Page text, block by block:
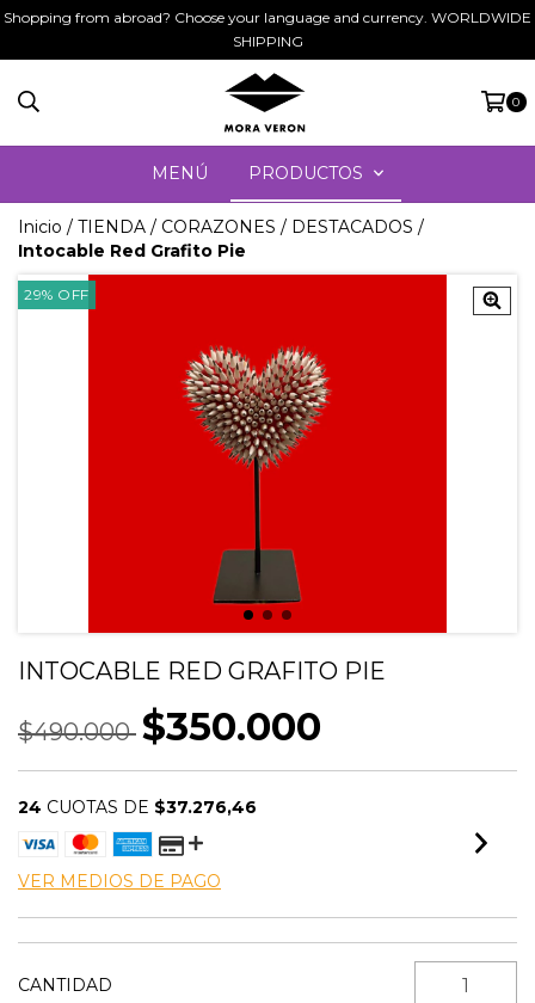
Shopping from abroad? Choose your language and currency. WORLDWIDE
SHIPPING
0
MENÚ PRODUCTOS
Inicio / TIENDA / CORAZONES / DESTACADOS /
Intocable Red Grafito Pie
29% OFF
INTOCABLE RED GRAFITO PIE
$490.000 $350.000
24 CUOTAS DE $37.276,46
VER MEDIOS DE PAGO
CANTIDAD